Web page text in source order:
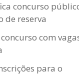
concurso
de reserva
com
para o